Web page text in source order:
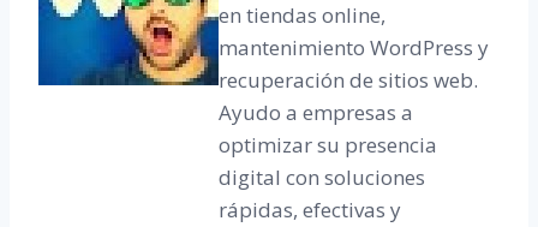
en tiendas online,
mantenimiento WordPress y
recuperación de sitios web.
Ayudo a empresas a
optimizar su presencia
digital con soluciones
rápidas, efectivas y